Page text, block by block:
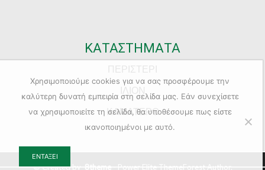
ΚΑΤΑΣΤΗΜΑΤΑ
ΚΑΜΑΤΕΡΟ
© Created by
Χρησιμοποιούμε cookies για να σας προσφέρουμε την
καλύτερη δυνατή εμπειρία στη σελίδα μας. Εάν συνεχίσετε
να χρησιμοποιείτε τη σελίδα, θα υποθέσουμε πως είστε
ικανοποιημένοι με αυτό.
ΕΝΤΆΞΕΙ